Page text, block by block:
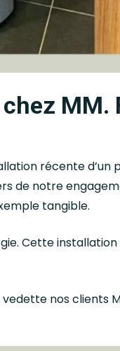
MM.
récente d’un
de notre
tangible.
Cette
nos clients